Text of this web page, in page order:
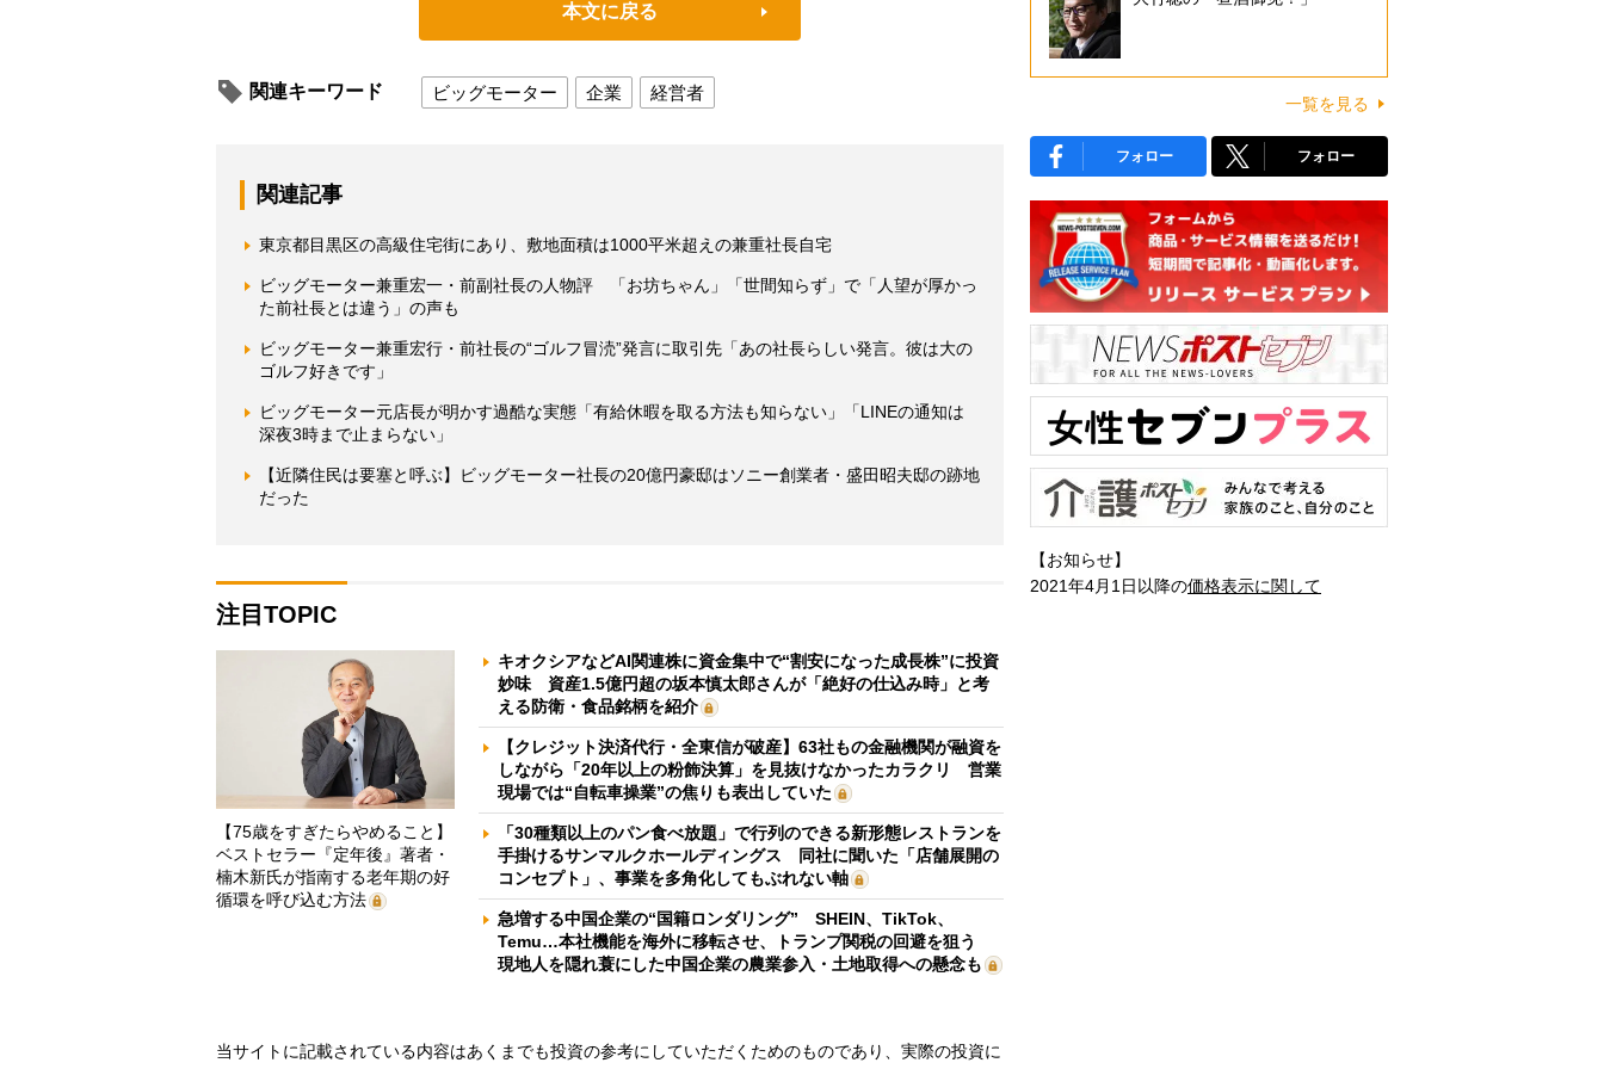
本文に戻る
関連キーワード ビッグモーター 企業 経営者
関連記事
東京都目黒区の高級住宅街にあり、敷地面積は1000平米超えの兼重社長自宅
ビッグモーター兼重宏一・前副社長の人物評 「お坊ちゃん」「世間知らず」で「人望が厚かっ
た前社長とは違う」の声も
ビッグモーター兼重宏行・前社長の“ゴルフ冒涜”発言に取引先「あの社長らしい発言。彼は大の
ゴルフ好きです」
ビッグモーター元店長が明かす過酷な実態「有給休暇を取る方法も知らない」「LINEの通知は
深夜3時まで止まらない」
【近隣住民は要塞と呼ぶ】ビッグモーター社長の20億円豪邸はソニー創業者・盛田昭夫邸の跡地
だった
注目TOPIC
【75歳をすぎたらやめること】
ベストセラー『定年後』著者・
楠木新氏が指南する老年期の好
循環を呼び込む方法
キオクシアなどAI関連株に資金集中で“割安になった成長株”に投資
妙味 資産1.5億円超の坂本慎太郎さんが「絶好の仕込み時」と考
える防衛・食品銘柄を紹介
【クレジット決済代行・全東信が破産】63社もの金融機関が融資を
しながら「20年以上の粉飾決算」を見抜けなかったカラクリ 営業
現場では“自転車操業”の焦りも表出していた
「30種類以上のパン食べ放題」で行列のできる新形態レストランを
手掛けるサンマルクホールディングス 同社に聞いた「店舗展開の
コンセプト」、事業を多角化してもぶれない軸
急増する中国企業の“国籍ロンダリング” SHEIN、TikTok、
Temu…本社機能を海外に移転させ、トランプ関税の回避を狙う
現地人を隠れ蓑にした中国企業の農業参入・土地取得への懸念も
当サイトに記載されている内容はあくまでも投資の参考にしていただくためのものであり、実際の投資に
一覧を見る
フォロー フォロー
【お知らせ】
2021年4月1日以降の価格表示に関して